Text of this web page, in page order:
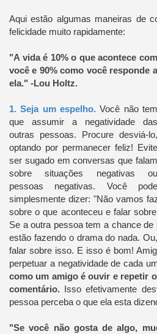
Aqui estão algumas maneiras de
felicidade muito rapidamente:
"A vida é 10% o que acontece com
você e 90% como você responde a
ela." -Lou Holtz.
1. Seja um espelho.Você não tem
que assumir a negatividade das
outras pessoas. Procure desviá-lo,
optando por permanecer feliz! Evite
ser sugado em conversas que falam
sobre situações negativas ou
pessoas negativas. Você pode
simplesmente dizer: "Não vamos
sobre o que aconteceu e falar
Se a outra pessoa tem a chance
estão fazendo o drama do nada.
falar sobre isso. E isso é bom!
perpetuar a negatividade de cada
como um amigo é ouvir e repetir
comentário.Isso efetivamente
pessoa perceba o que ela esta
"Se você não gosta de algo,